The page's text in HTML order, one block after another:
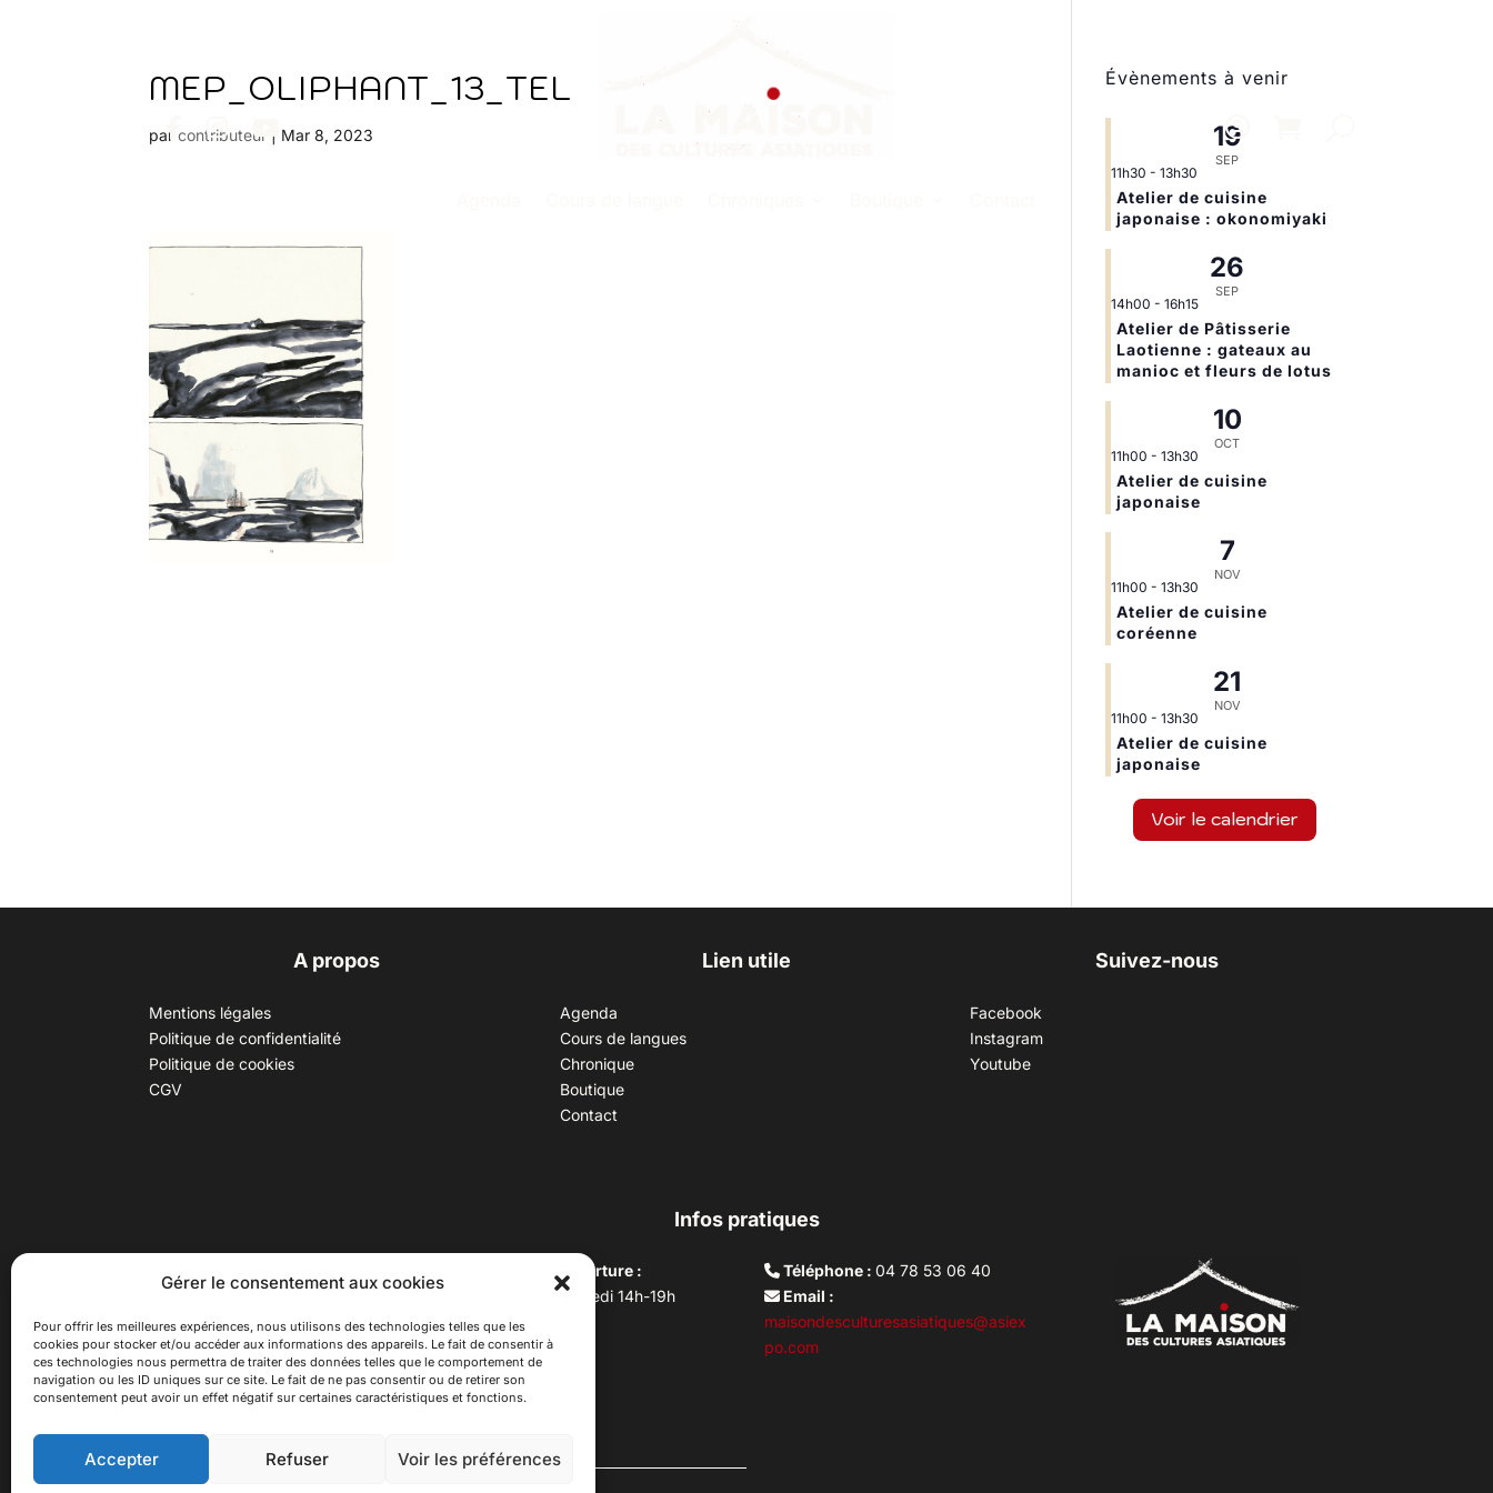
Gérer le consentement aux cookies
Pour offrir les meilleures expériences, nous utilisons des technologies telles que les
cookies pour stocker et/ou accéder aux informations des appareils. Le fait de consentir à
ces technologies nous permettra de traiter des données telles que le comportement de
navigation ou les ID uniques sur ce site. Le fait de ne pas consentir ou de retirer son
consentement peut avoir un effet négatif sur certaines caractéristiques et fonctions.
Accepter Refuser Voir les préférences
MEP_OLIPHANT_13_TEL
parcontributeur | Mar 8, 2023
Évènements à venir
19
SEP
11h30 - 13h30
Atelier de cuisine
japonaise : okonomiyaki
26
SEP
14h00 - 16h15
Atelier de Pâtisserie
Laotienne : gateaux au
manioc et fleurs de lotus
10
OCT
11h00 - 13h30
Atelier de cuisine
japonaise
7
NOV
11h00 - 13h30
Atelier de cuisine
coréenne
21
NOV
11h00 - 13h30
Atelier de cuisine
japonaise
Voir le calendrier
A propos
Mentions légales
Politique de confidentialité
Politique de cookies
CGV
Lien utile
Agenda
Cours de langues
Chronique
Boutique
Contact
Suivez-nous
Facebook
Instagram
Youtube
Infos pratiques
(adresse postale : 62 rue St
Maximin, 69003 Lyon)
à 100 mètres du métro D Monplaisir
Lumière, T3 Dauphiné Lacassagne,
bus C16 Dr Rebatel
Horaires d’ouverture :
Du mardi au vendredi 14h-19h
Samedi 10h –17h
Fermeture lundi
Téléphone :04 78 53 06 40
Email :
maisondesculturesasiatiques@asiex
po.com